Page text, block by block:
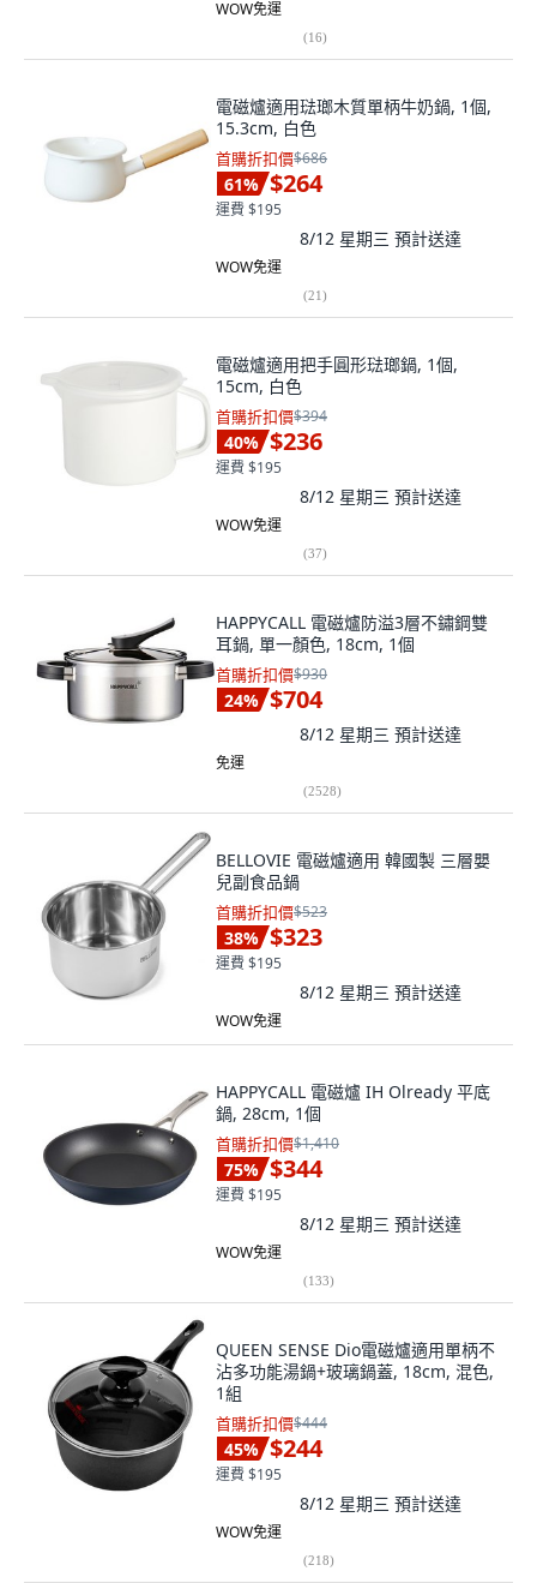
WOW免運
(16)
電磁爐適用琺瑯木質單柄牛奶鍋, 1個,
15.3cm, 白色
首購折扣價$686
61% $264
運費 $195
8/12 星期三 預計送達
WOW免運
(21)
電磁爐適用把手圓形琺瑯鍋, 1個,
15cm, 白色
首購折扣價$394
40% $236
運費 $195
8/12 星期三 預計送達
WOW免運
(37)
HAPPYCALL 電磁爐防溢3層不鏽鋼雙
耳鍋, 單一顏色, 18cm, 1個
首購折扣價$930
24% $704
8/12 星期三 預計送達
免運
(2528)
BELLOVIE 電磁爐適用 韓國製 三層嬰
兒副食品鍋
首購折扣價$523
38% $323
運費 $195
8/12 星期三 預計送達
WOW免運
HAPPYCALL 電磁爐 IH Olready 平底
鍋, 28cm, 1個
首購折扣價$1,410
75% $344
運費 $195
8/12 星期三 預計送達
WOW免運
(133)
QUEEN SENSE Dio電磁爐適用單柄不
沾多功能湯鍋+玻璃鍋蓋, 18cm, 混色,
1組
首購折扣價$444
45% $244
運費 $195
8/12 星期三 預計送達
WOW免運
(218)